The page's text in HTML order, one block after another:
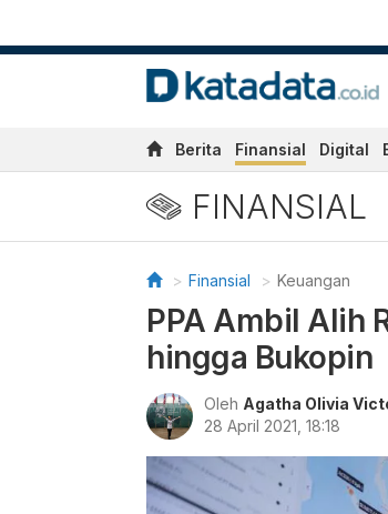
Berita Finansial Digital
FINANSIAL
Finansial Keuangan
PPA Ambil Alih
hingga Bukopin
Oleh Agatha Olivia
28 April 2021, 18:18